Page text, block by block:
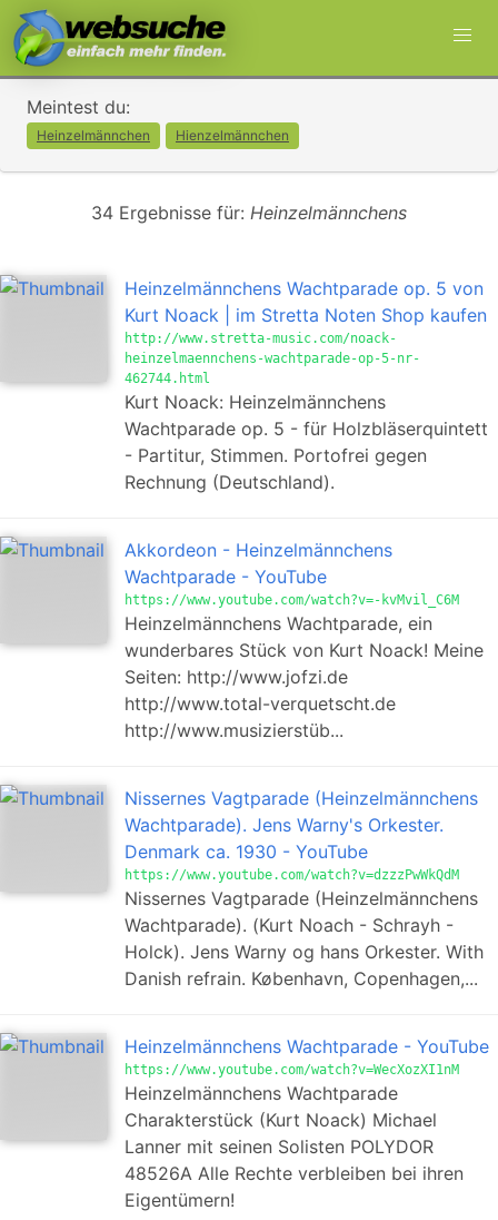
Meintest du:
Heinzelmännchen Hienzelmännchen
34 Ergebnisse für: Heinzelmännchens
Heinzelmännchens Wachtparade op. 5 von
Kurt Noack | im Stretta Noten Shop kaufen
http://www.stretta-music.com/noack-
heinzelmaennchens-wachtparade-op-5-nr-
462744.html
Kurt Noack: Heinzelmännchens
Wachtparade op. 5 - für Holzbläserquintett
- Partitur, Stimmen. Portofrei gegen
Rechnung (Deutschland).
Akkordeon - Heinzelmännchens
Wachtparade - YouTube
https://www.youtube.com/watch?v=-kvMvil_C6M
Heinzelmännchens Wachtparade, ein
wunderbares Stück von Kurt Noack! Meine
Seiten: http://www.jofzi.de
http://www.total-verquetscht.de
http://www.musizierstüb...
Nissernes Vagtparade (Heinzelmännchens
Wachtparade). Jens Warny's Orkester.
Denmark ca. 1930 - YouTube
https://www.youtube.com/watch?v=dzzzPwWkQdM
Nissernes Vagtparade (Heinzelmännchens
Wachtparade). (Kurt Noach - Schrayh -
Holck). Jens Warny og hans Orkester. With
Danish refrain. København, Copenhagen,...
Heinzelmännchens Wachtparade - YouTube
https://www.youtube.com/watch?v=WecXozXI1nM
Heinzelmännchens Wachtparade
Charakterstück (Kurt Noack) Michael
Lanner mit seinen Solisten POLYDOR
48526A Alle Rechte verbleiben bei ihren
Eigentümern!